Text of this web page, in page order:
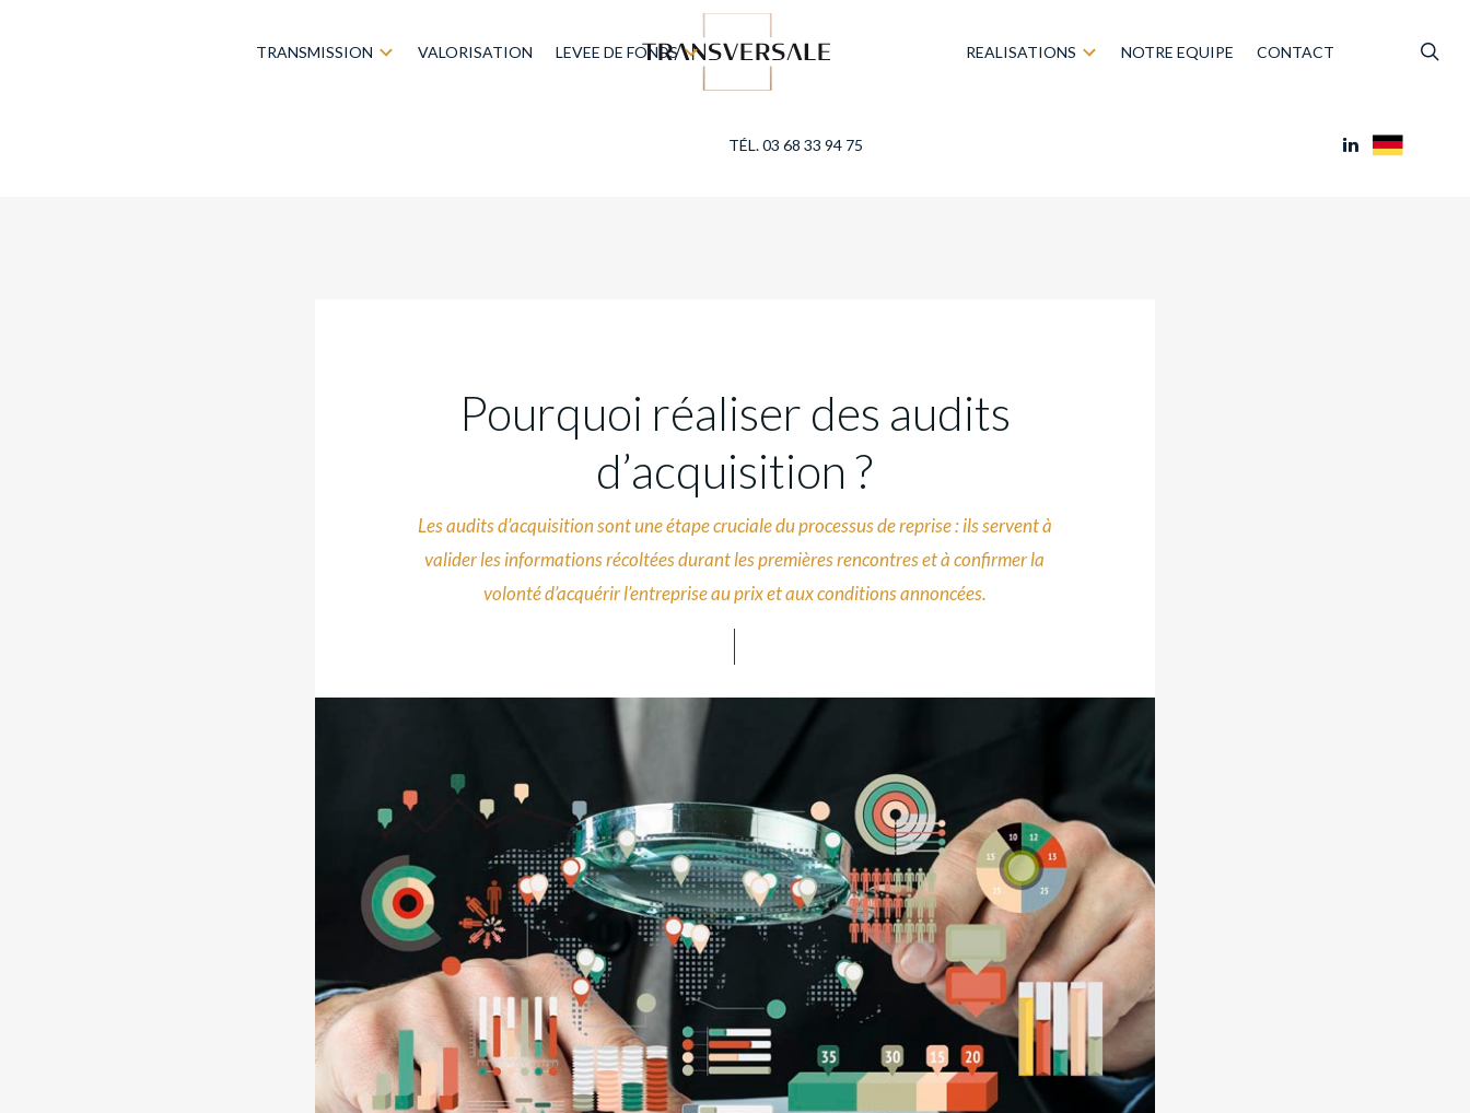
TRANSMISSION VALORISATION LEVEE DE FONDS REALISATIONS NOTRE EQUIPE CONTACT
TÉL. 03 68 33 94 75
Pourquoi réaliser des audits
d’acquisition ?
Les audits d’acquisition sont une étape cruciale du processus de reprise : ils servent à
valider les informations récoltées durant les premières rencontres et à confirmer la
volonté d’acquérir l’entreprise au prix et aux conditions annoncées.